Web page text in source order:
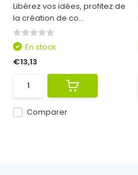
Libérez vos idées, profitez de
la création de co...
Comparer
En stock
€13,13